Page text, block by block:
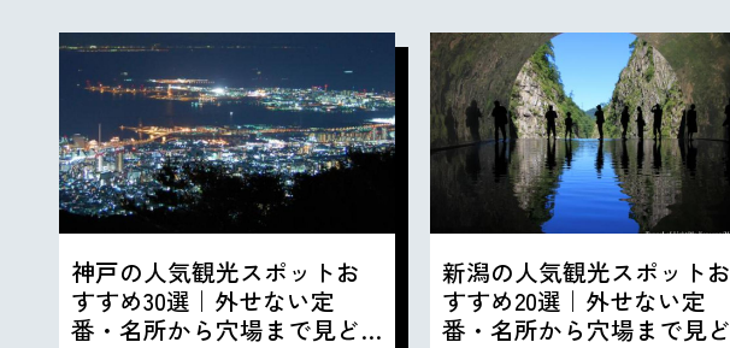
神戸の人気観光スポットお
すすめ30選｜外せない定
番・名所から穴場まで見ど
新潟の人気観光スポットお
すすめ20選｜外せない定
番・名所から穴場まで見ど